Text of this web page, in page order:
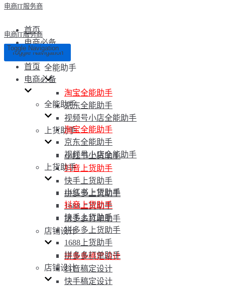
电商IT服务商
首页
电商必备
全能助手
淘宝全能助手
京东全能助手
视频号小店全能助手
上货助手
小红书上货助手
抖音上货助手
快手上货助手
拼多多上货助手
1688上货助手
拼多多打单助手
店铺设计
拼多多稿定设计
抖音稿定设计
快手稿定设计
电商IT服务商
Toggle Navigation
Toggle Navigation
首页
电商必备
全能助手
淘宝全能助手
京东全能助手
视频号小店全能助手
上货助手
小红书上货助手
抖音上货助手
快手上货助手
拼多多上货助手
1688上货助手
拼多多打单助手
店铺设计